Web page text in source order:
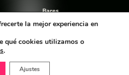
Bares
Discotecas
la mejor experiencia en
qué cookies utilizamos o
.
Ajustes